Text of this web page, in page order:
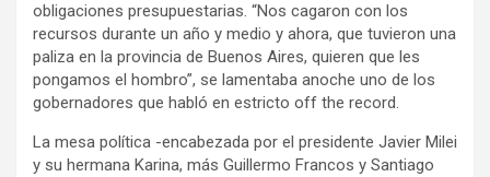
obligaciones presupuestarias. “Nos cagaron con los
recursos durante un año y medio y ahora, que tuvieron una
paliza en la provincia de Buenos Aires, quieren que les
pongamos el hombro”, se lamentaba anoche uno de los
gobernadores que habló en estricto off the record.
La mesa política -encabezada por el presidente Javier Milei
y su hermana Karina, más Guillermo Francos y Santiago